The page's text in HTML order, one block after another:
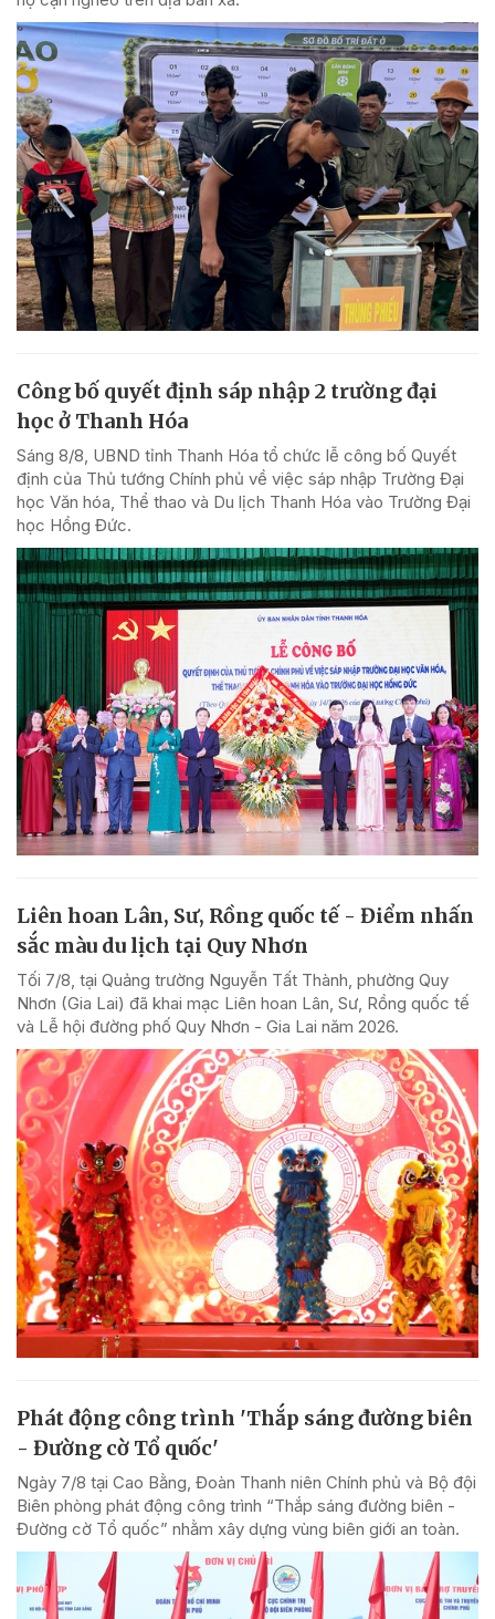
Công bố quyết định sáp nhập 2 trường đại
học ở Thanh Hóa
Sáng 8/8, UBND tỉnh Thanh Hóa tổ chức lễ công bố Quyết
định của Thủ tướng Chính phủ về việc sáp nhập Trường Đại
học Văn hóa, Thể thao và Du lịch Thanh Hóa vào Trường Đại
học Hồng Đức.
Liên hoan Lân, Sư, Rồng quốc tế - Điểm nhấn
sắc màu du lịch tại Quy Nhơn
Tối 7/8, tại Quảng trường Nguyễn Tất Thành, phường Quy
Nhơn (Gia Lai) đã khai mạc Liên hoan Lân, Sư, Rồng quốc tế
và Lễ hội đường phố Quy Nhơn - Gia Lai năm 2026.
Phát động công trình 'Thắp sáng đường biên
- Đường cờ Tổ quốc'
Ngày 7/8 tại Cao Bằng, Đoàn Thanh niên Chính phủ và Bộ đội
Biên phòng phát động công trình “Thắp sáng đường biên -
Đường cờ Tổ quốc” nhằm xây dựng vùng biên giới an toàn.